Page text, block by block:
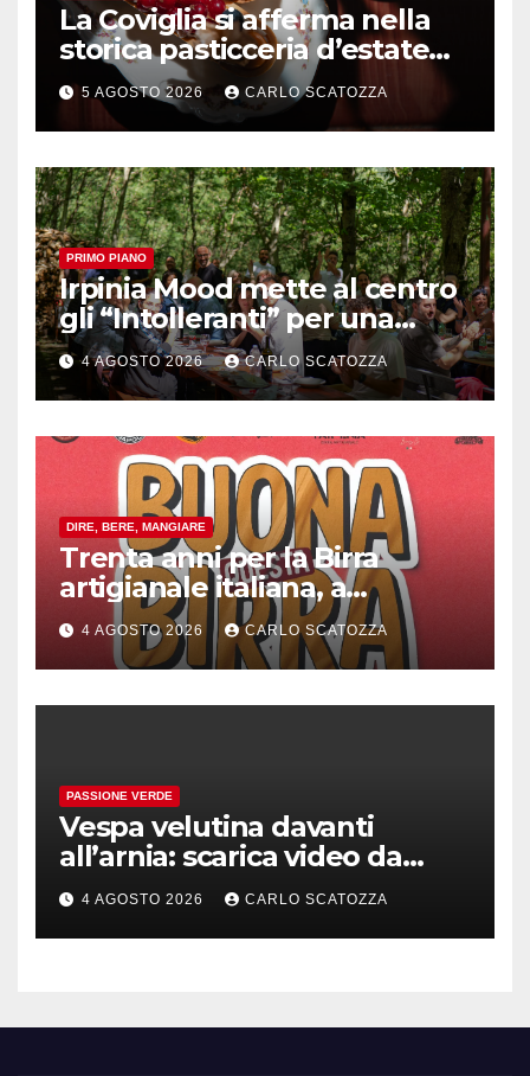
La Coviglia si afferma nella
storica pasticceria d’estate
ma il top rimane la
sfogliatella, in diretta da
Pintauro
5 AGOSTO 2026 CARLO SCATOZZA
PRIMO PIANO
Irpinia Mood mette al centro
gli “Intolleranti” per una
rivoluzione sostenibile del
cibo
4 AGOSTO 2026 CARLO SCATOZZA
DIRE, BERE, MANGIARE
Trenta anni per la Birra
artigianale italiana, a
Pomigliano d’arco evento
celebrativo con birra speciale
4 AGOSTO 2026 CARLO SCATOZZA
PASSIONE VERDE
Vespa velutina davanti
all’arnia: scarica video da
TikTok prima che il post
sparisca
4 AGOSTO 2026 CARLO SCATOZZA